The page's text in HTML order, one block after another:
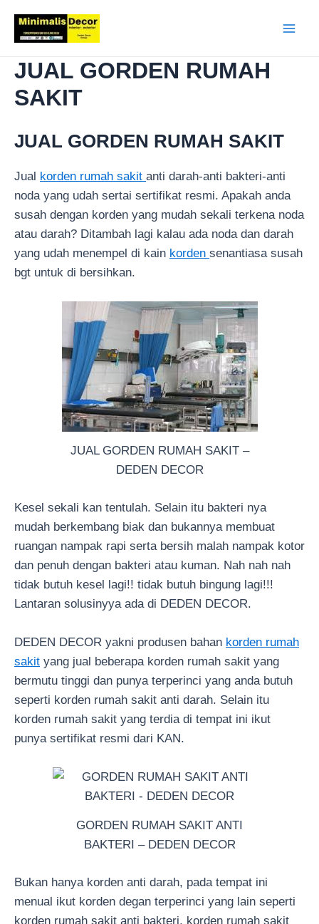
konten
JUAL GORDEN RUMAH
SAKIT
JUAL GORDEN RUMAH SAKIT
Jual korden rumah sakit anti darah-anti bakteri-anti
noda yang udah sertai sertifikat resmi. Apakah anda
susah dengan korden yang mudah sekali terkena noda
atau darah? Ditambah lagi kalau ada noda dan darah
yang udah menempel di kain korden senantiasa susah
bgt untuk di bersihkan.
JUAL GORDEN RUMAH SAKIT –
DEDEN DECOR
Kesel sekali kan tentulah. Selain itu bakteri nya
mudah berkembang biak dan bukannya membuat
ruangan nampak rapi serta bersih malah nampak kotor
dan penuh dengan bakteri atau kuman. Nah nah nah
tidak butuh kesel lagi!! tidak butuh bingung lagi!!!
Lantaran solusinyya ada di DEDEN DECOR.
DEDEN DECOR yakni produsen bahan korden rumah
sakit yang jual beberapa korden rumah sakit yang
bermutu tinggi dan punya terperinci yang anda butuh
seperti korden rumah sakit anti darah. Selain itu
korden rumah sakit yang terdia di tempat ini ikut
punya sertifikat resmi dari KAN.
GORDEN RUMAH SAKIT ANTI
BAKTERI – DEDEN DECOR
Bukan hanya korden anti darah, pada tempat ini
menual ikut korden degan terperinci yang lain seperti
korden rumah sakit anti bakteri, korden rumah sakit